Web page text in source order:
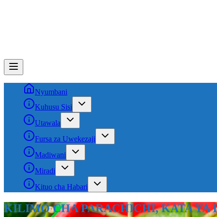
Nyumbani
Kuhusu Sisi
Utawala
Fursa za Uwekezaji
Madiwani
Miradi
Kituo cha Habari